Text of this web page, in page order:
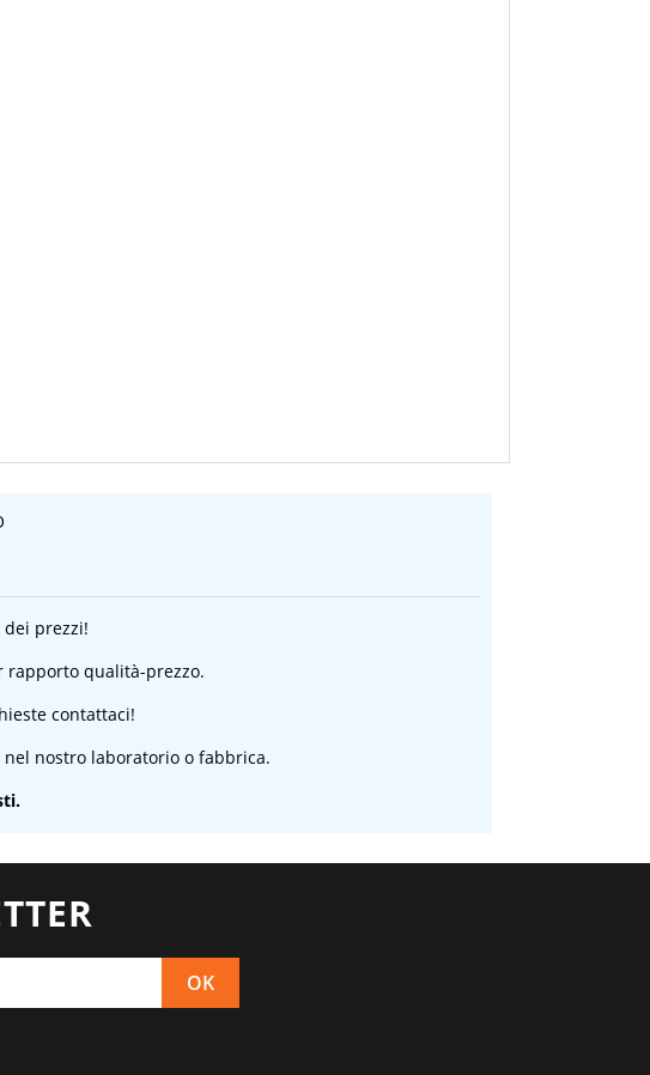
prezzi!
qualità-prezzo.
contattaci!
nostro laboratorio o fabbrica.